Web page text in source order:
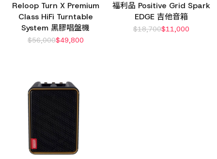
Reloop Turn X Premium
Class HiFi Turntable
System 黑膠唱盤機
$56,000$49,800
福利品 Positive Grid Spark
EDGE 吉他音箱
$18,700$11,000